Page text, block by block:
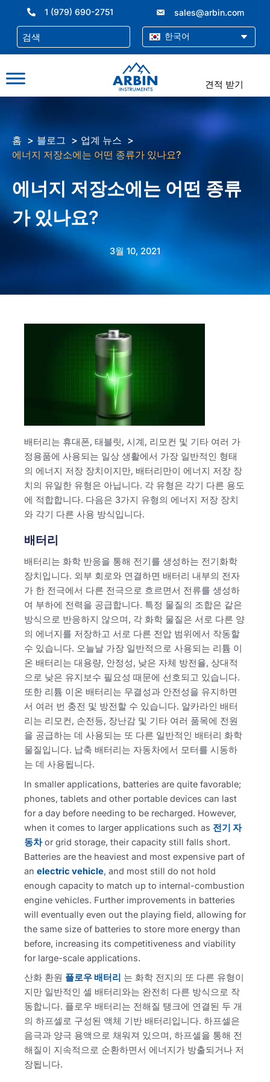
너
1 (979) 690-2751 sales@arbin.com
한국어
견적 받기
홈 블로그
업계 뉴스
에너지 저장소에는 어떤 종류가 있나요?
에너지 저장소에는 어떤 종류
가 있나요?
3월 10, 2021
배터리는 휴대폰, 태블릿, 시계, 리모컨 및 기타 여러 가
정용품에 사용되는 일상 생활에서 가장 일반적인 형태
의 에너지 저장 장치이지만, 배터리만이 에너지 저장 장
치의 유일한 유형은 아닙니다. 각 유형은 각기 다른 용도
에 적합합니다. 다음은 3가지 유형의 에너지 저장 장치
와 각기 다른 사용 방식입니다.
배터리
배터리는 화학 반응을 통해 전기를 생성하는 전기화학
장치입니다. 외부 회로와 연결하면 배터리 내부의 전자
가 한 전극에서 다른 전극으로 흐르면서 전류를 생성하
여 부하에 전력을 공급합니다. 특정 물질의 조합은 같은
방식으로 반응하지 않으며, 각 화학 물질은 서로 다른 양
의 에너지를 저장하고 서로 다른 전압 범위에서 작동할
수 있습니다. 오늘날 가장 일반적으로 사용되는 리튬 이
온 배터리는 대용량, 안정성, 낮은 자체 방전율, 상대적
으로 낮은 유지보수 필요성 때문에 선호되고 있습니다.
또한 리튬 이온 배터리는 무결성과 안전성을 유지하면
서 여러 번 충전 및 방전할 수 있습니다. 알카라인 배터
리는 리모컨, 손전등, 장난감 및 기타 여러 품목에 전원
을 공급하는 데 사용되는 또 다른 일반적인 배터리 화학
물질입니다. 납축 배터리는 자동차에서 모터를 시동하
는 데 사용됩니다.
In smaller applications, batteries are quite favorable;
phones, tablets and other portable devices can last
for a day before needing to be recharged. However,
when it comes to larger applications such as 전기 자
동차or grid storage, their capacity still falls short.
Batteries are the heaviest and most expensive part of
an electric vehicle, and most still do not hold
enough capacity to match up to internal-combustion
engine vehicles. Further improvements in batteries
will eventually even out the playing field, allowing for
the same size of batteries to store more energy than
before, increasing its competitiveness and viability
for large-scale applications.
산화 환원 플로우 배터리 는 화학 전지의 또 다른 유형이
지만 일반적인 셀 배터리와는 완전히 다른 방식으로 작
동합니다. 플로우 배터리는 전해질 탱크에 연결된 두 개
의 하프셀로 구성된 액체 기반 배터리입니다. 하프셀은
음극과 양극 용액으로 채워져 있으며, 하프셀을 통해 전
해질이 지속적으로 순환하면서 에너지가 방출되거나 저
장됩니다.